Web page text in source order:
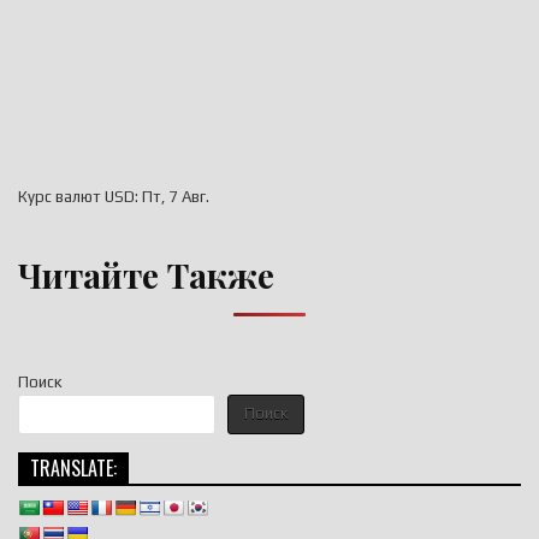
Поиск
Поиск
TRANSLATE:
Курс валют USD: Пт, 7 Авг.
Читайте Также